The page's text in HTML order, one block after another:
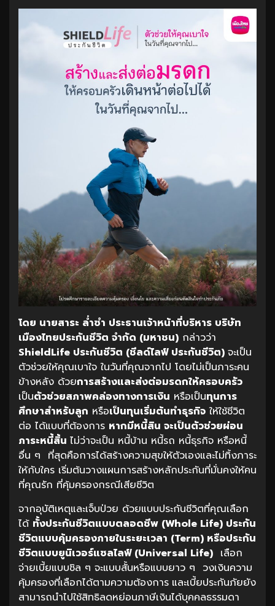
โดย นายสาระ ล่ำซำ ประธานเจ้าหน้าที่บริหาร บริษัท
เมืองไทยประกันชีวิต จำกัด (มหาชน) กล่าวว่า
ShieldLife ประกันชีวิต (ชีลด์ไลฟ์ ประกันชีวิต) จะเป็น
ตัวช่วยให้คุณเบาใจ ในวันที่คุณจากไป โดยไม่เป็นภาระคน
ข้างหลัง ด้วยการสร้างและส่งต่อมรดกให้ครอบครัว
เป็นตัวช่วยสภาพคล่องทางการเงิน หรือเป็นทุนการ
ศึกษาสำหรับลูก หรือเป็นทุนเริ่มต้นทำธุรกิจ ให้ใช้ชีวิต
ต่อ ได้แบบที่ต้องการ หากมีหนี้สิน จะเป็นตัวช่วยผ่อน
ภาระหนี้สิ้น ไม่ว่าจะเป็น หนี้บ้าน หนี้รถ หนี้ธุรกิจ หรือหนี้
อื่น ๆ ที่สุดคือการได้สร้างความสุขให้ตัวเองและไม่ทิ้งภาระ
ให้กับใคร เริ่มต้นวางแผนการสร้างหลักประกันที่มั่นคงให้คน
ที่คุณรัก ที่คุ้มครองกรณีเสียชีวิต
จากอุบัติเหตุและเจ็บป่วย ด้วยแบบประกันชีวิตที่คุณเลือก
ได้ ทั้งประกันชีวิตแบบตลอดชีพ (Whole Life) ประกัน
ชีวิตแบบคุ้มครองภายในระยะเวลา (Term) หรือประกัน
ชีวิตแบบยูนิเวอร์แซลไลฟ์(Universal Life) เลือก
จ่ายเบี้ยแบบชิล ๆ จะแบบสั้นหรือแบบยาว ๆ วงเงินความ
คุ้มครองที่เลือกได้ตามความต้องการ และเบี้ยประกันภัยยัง
สามารถนำไปใช้สิทธิลดหย่อนภาษีเงินได้บุคคลธรรมดา